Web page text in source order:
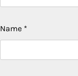
Name *